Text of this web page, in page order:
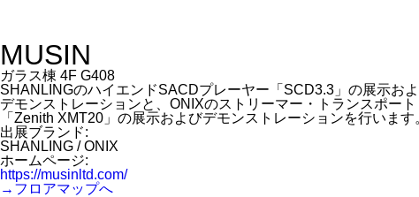
MUSIN
ガラス棟 4F G408
SHANLINGのハイエンドSACDプレーヤー「SCD3.3」の展示お
デモンストレーションと、ONIXのストリーマー・トランスポート
「Zenith XMT20」の展示およびデモンストレーションを行います
出展ブランド:
SHANLING / ONIX
ホームページ:
https://musinltd.com/
→フロアマップへ